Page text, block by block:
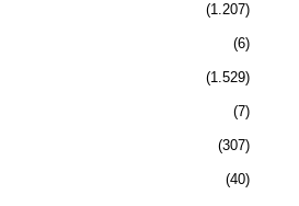
1.207
6
1.529
7
307
40